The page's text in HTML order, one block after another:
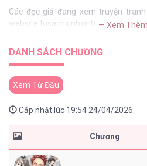
Các đọc giả đang xem truyện
website tusachxinhxinh — Xem
DANH SÁCH CHƯƠNG
Xem Từ Đầu
Cập nhật lúc 19:54 24/04/2026.
Chương